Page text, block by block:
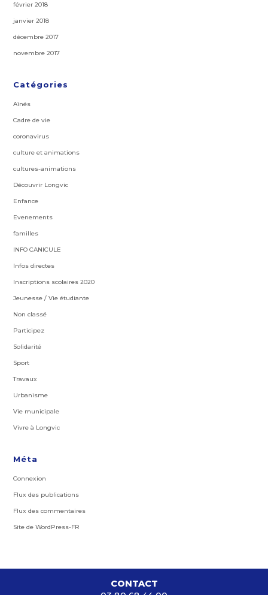
février 2018
janvier 2018
décembre 2017
novembre 2017
Catégories
Aînés
Cadre de vie
coronavirus
culture et animations
cultures-animations
Découvrir Longvic
Enfance
Evenements
familles
INFO CANICULE
Infos directes
Inscriptions scolaires 2020
Jeunesse / Vie étudiante
Non classé
Participez
Solidarité
Sport
Travaux
Urbanisme
Vie municipale
Vivre à Longvic
Méta
Connexion
Flux des publications
Flux des commentaires
Site de WordPress-FR
CONTACT